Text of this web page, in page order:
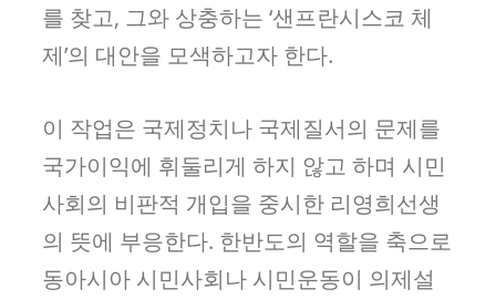
를 찾고, 그와 상충하는 ‘샌프란시스코 체
제’의 대안을 모색하고자 한다.
이 작업은 국제정치나 국제질서의 문제를
국가이익에 휘둘리게 하지 않고 하며 시민
사회의 비판적 개입을 중시한 리영희선생
의 뜻에 부응한다. 한반도의 역할을 축으로
동아시아 시민사회나 시민운동이 의제설